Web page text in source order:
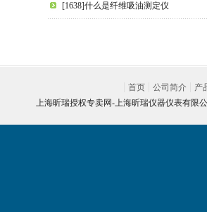
[1638]什么是纤维吸油测定仪
首页 公司简介
产
上海昕瑞授权专卖网-上海昕瑞仪器仪表有限